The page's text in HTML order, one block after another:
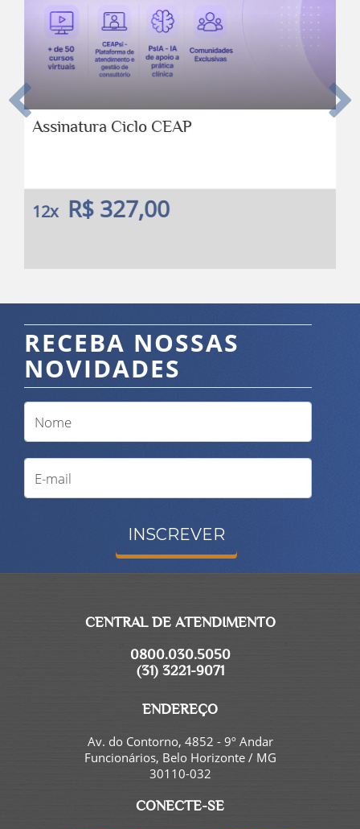
Assinatura Ciclo CEAP
12x R$ 327,00
Anterior
RECEBA NOSSAS
NOVIDADES
INSCREVER
CENTRAL DE ATENDIMENTO
0800.030.5050
(31) 3221-9071
ENDEREÇO
Av. do Contorno, 4852 - 9º Andar
Funcionários, Belo Horizonte / MG
30110-032
CONECTE-SE